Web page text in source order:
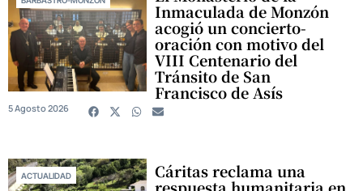
Inmaculada de Monzón
acogió un concierto-
oración con motivo del
VIII Centenario del
Tránsito de San
Francisco de Asís
5 Agosto 2026
ACTUALIDAD Cáritas reclama una